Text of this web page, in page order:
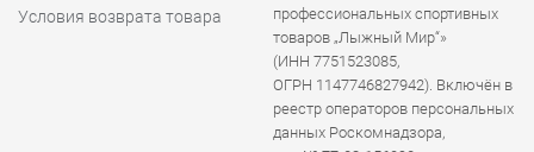
Условия возврата товара
профессиональных спортивных
товаров „Лыжный Мир“»
(ИНН 7751523085,
ОГРН 1147746827942). Включён в
реестр операторов персональных
данных Роскомнадзора,